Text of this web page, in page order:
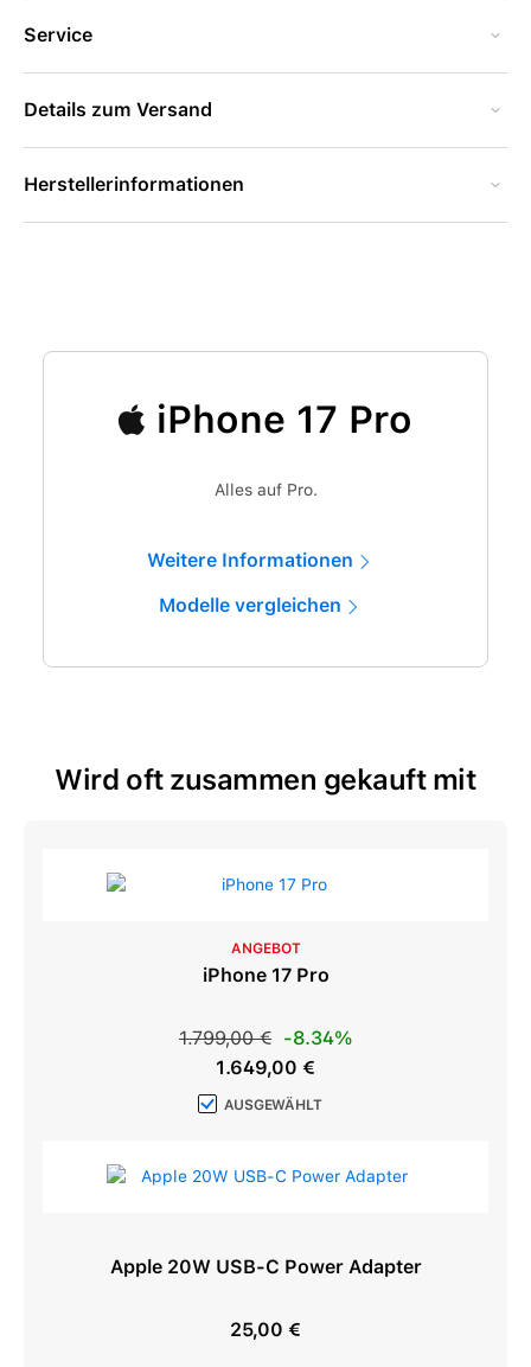
Service
Details zum Versand
Herstellerinformationen
iPhone 17 Pro
Alles auf Pro.
Weitere Informationen
Modelle vergleichen
Wird oft zusammen gekauft mit
ANGEBOT
iPhone 17 Pro
Verkaufspreis:
Regulärer Preis:
1.799,00 € -8.34%
1.649,00 €
AUSGEWÄHLT
Apple 20W USB-C Power Adapter
Regulärer Preis:
25,00 €